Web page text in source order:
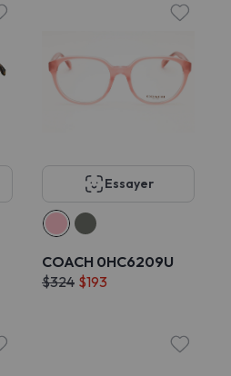
Essayer
COACH 0HC6209U
$324 $193